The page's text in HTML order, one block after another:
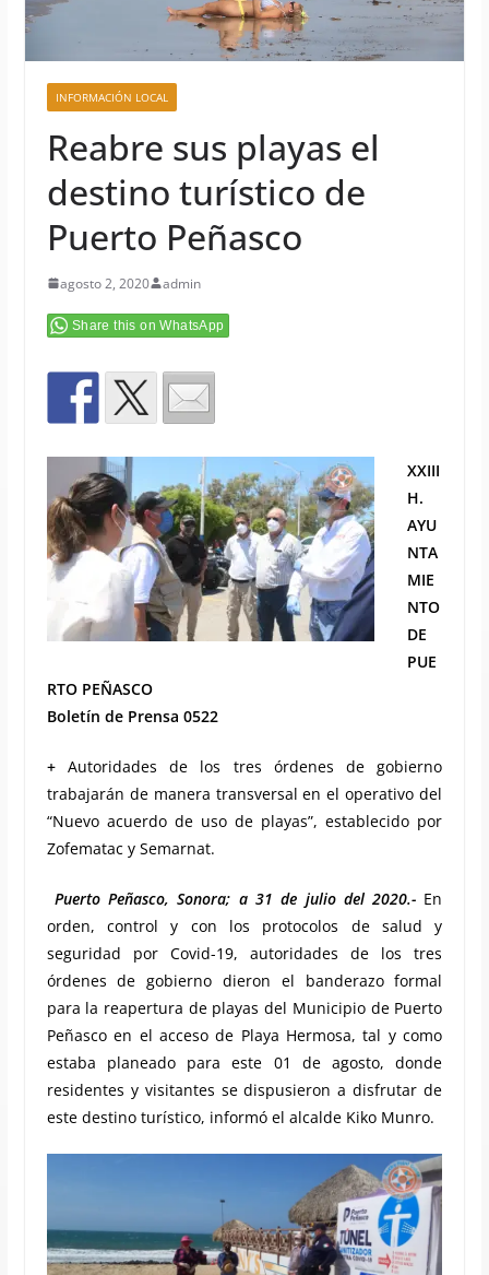
INFORMACIÓN LOCAL
Reabre sus playas el
destino turístico de
Puerto Peñasco
agosto 2, 2020 admin
Share this on WhatsApp
XXIII
H.
AYU
NTA
MIE
NTO
DE
PUE
RTO PEÑASCO
Boletín de Prensa 0522
+ Autoridades de los tres órdenes de gobierno
trabajarán de manera transversal en el operativo del
“Nuevo acuerdo de uso de playas”, establecido por
Zofematac y Semarnat.
Puerto Peñasco, Sonora; a 31 de julio del 2020.- En
orden, control y con los protocolos de salud y
seguridad por Covid-19, autoridades de los tres
órdenes de gobierno dieron el banderazo formal
para la reapertura de playas del Municipio de Puerto
Peñasco en el acceso de Playa Hermosa, tal y como
estaba planeado para este 01 de agosto, donde
residentes y visitantes se dispusieron a disfrutar de
este destino turístico, informó el alcalde Kiko Munro.